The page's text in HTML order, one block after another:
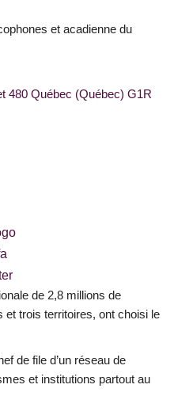
et acadienne du
480 Québec (Québec) G1R
de 2,8 millions de
et trois territoires, ont choisi le
de file d’un réseau de
et institutions partout au